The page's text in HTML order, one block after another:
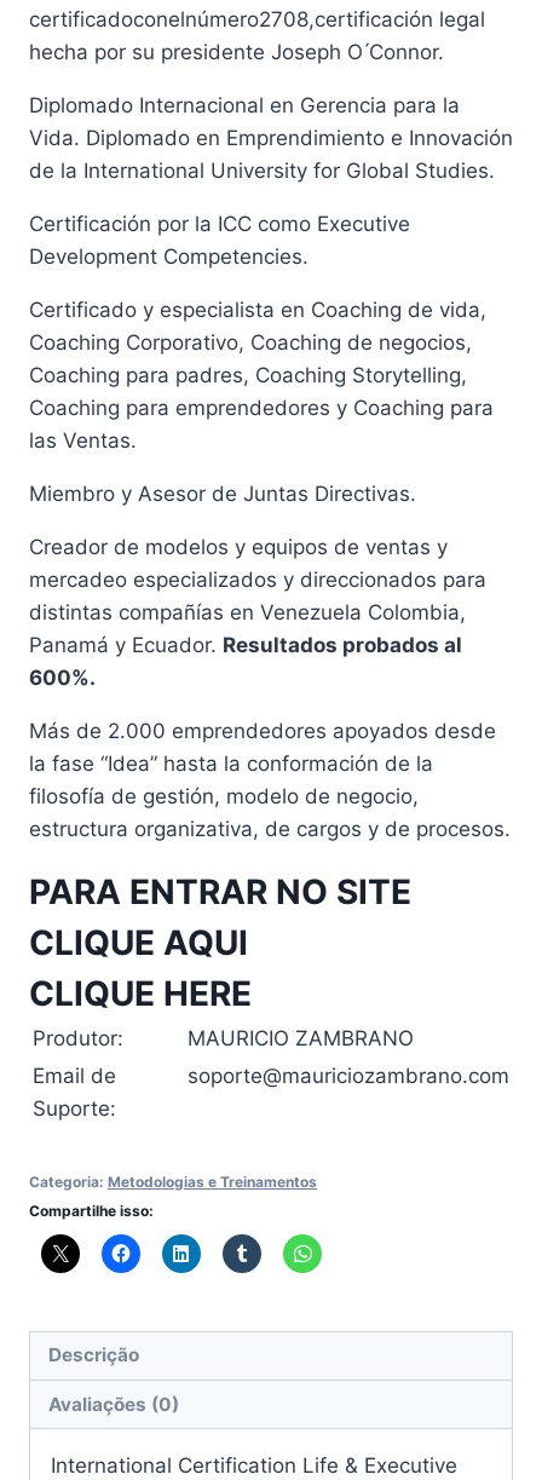
certificadoconelnúmero2708,certificación legal
hecha por su presidente Joseph O ́Connor.
Diplomado Internacional en Gerencia para la
Vida. Diplomado en Emprendimiento e Innovación
de la International University for Global Studies.
Certificación por la ICC como Executive
Development Competencies.
Certificado y especialista en Coaching de vida,
Coaching Corporativo, Coaching de negocios,
Coaching para padres, Coaching Storytelling,
Coaching para emprendedores y Coaching para
las Ventas.
Miembro y Asesor de Juntas Directivas.
Creador de modelos y equipos de ventas y
mercadeo especializados y direccionados para
distintas compañías en Venezuela Colombia,
Panamá y Ecuador. Resultados probados al
600%.
Más de 2.000 emprendedores apoyados desde
la fase “Idea” hasta la conformación de la
filosofía de gestión, modelo de negocio,
estructura organizativa, de cargos y de procesos.
PARA ENTRAR NO SITE
CLIQUE AQUI
CLIQUE HERE
Produtor:
MAURICIO ZAMBRANO
Email de
Suporte:
soporte@mauriciozambrano.com
Categoria: Metodologias e Treinamentos
Compartilhe isso:
Descrição
Avaliações (0)
International Certification Life & Executive